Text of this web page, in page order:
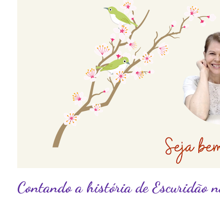
Contando a história de Escuridão